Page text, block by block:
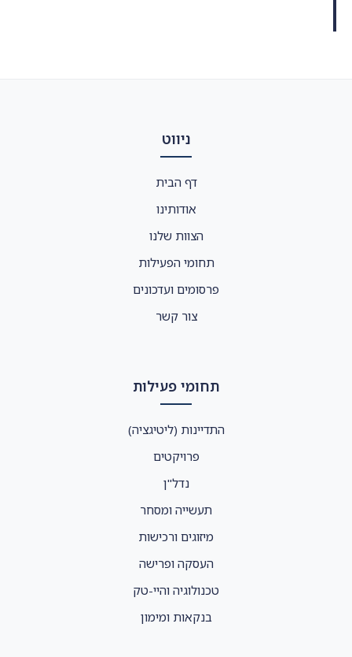
ניווט
דף הבית
אודותינו
הצוות שלנו
תחומי הפעילות
פרסומים ועדכונים
צור קשר
תחומי פעילות
התדיינות (ליטיגציה)
פרויקטים
נדל"ן
תעשייה ומסחר
מיזוגים ורכישות
העסקה ופרישה
טכנולוגיה והיי-טק
בנקאות ומימון